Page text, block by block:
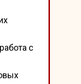
с